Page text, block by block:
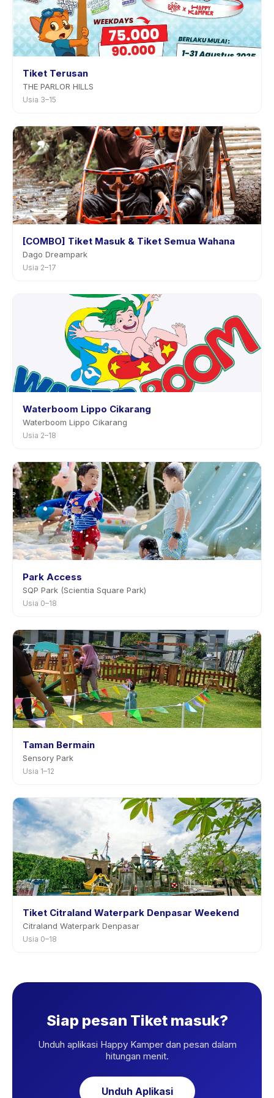
Tiket Terusan
THE PARLOR HILLS
Usia 3–15
[COMBO] Tiket Masuk & Tiket Semua Wahana
Dago Dreampark
Usia 2–17
Waterboom Lippo Cikarang
Waterboom Lippo Cikarang
Usia 2–18
Park Access
SQP Park (Scientia Square Park)
Usia 0–18
Taman Bermain
Sensory Park
Usia 1–12
Tiket Citraland Waterpark Denpasar Weekend
Citraland Waterpark Denpasar
Usia 0–18
Siap pesan Tiket masuk?
Unduh aplikasi Happy Kamper dan pesan dalam
hitungan menit.
Unduh Aplikasi